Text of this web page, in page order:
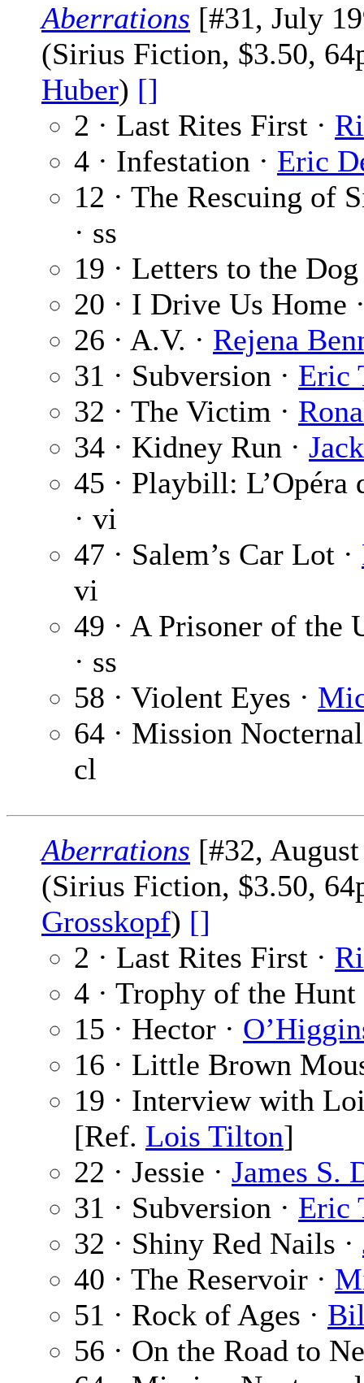
Aberrations [#31, July
(Sirius Fiction, $3.50,
Huber) []
2 · Last Rites First ·
4 · Infestation · Eric
12 · The Rescuing of
· ss
19 · Letters to the
20 · I Drive Us Home
26 · A.V. · Rejena
31 · Subversion · Eric
32 · The Victim ·
34 · Kidney Run ·
45 · Playbill: L’Opéra
· vi
47 · Salem’s Car Lot ·
vi
49 · A Prisoner of the
· ss
58 · Violent Eyes ·
64 · Mission
cl
Aberrations [#32,
(Sirius Fiction, $3.50,
Grosskopf) []
2 · Last Rites First ·
4 · Trophy of the
15 · Hector ·
16 · Little Brown
19 · Interview with
[Ref. Lois Tilton]
22 · Jessie · James S.
31 · Subversion · Eric
32 · Shiny Red Nails ·
40 · The Reservoir ·
51 · Rock of Ages ·
56 · On the Road to